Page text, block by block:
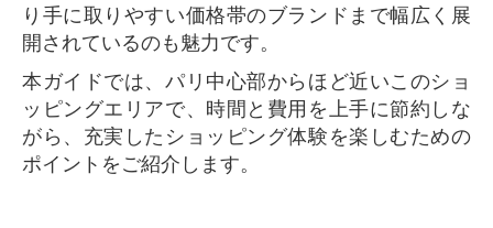
り手に取りやすい価格帯のブランドまで幅広く展
開されているのも魅力です。
本ガイドでは、パリ中心部からほど近いこのショ
ッピングエリアで、時間と費用を上手に節約しな
がら、充実したショッピング体験を楽しむための
ポイントをご紹介します。